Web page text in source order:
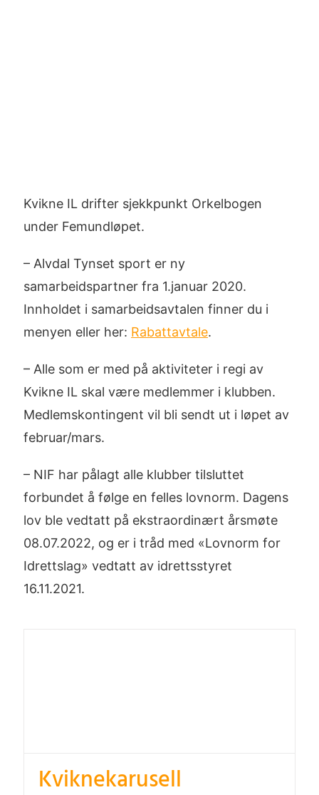
Kvikne IL drifter sjekkpunkt Orkelbogen
under Femundløpet.
– Alvdal Tynset sport er ny
samarbeidspartner fra 1.januar 2020.
Innholdet i samarbeidsavtalen finner du i
menyen eller her: Rabattavtale.
– Alle som er med på aktiviteter i regi av
Kvikne IL skal være medlemmer i klubben.
Medlemskontingent vil bli sendt ut i løpet av
februar/mars.
– NIF har pålagt alle klubber tilsluttet
forbundet å følge en felles lovnorm. Dagens
lov ble vedtatt på ekstraordinært årsmøte
08.07.2022, og er i tråd med «Lovnorm for
Idrettslag» vedtatt av idrettsstyret
16.11.2021.
Kviknekarusell